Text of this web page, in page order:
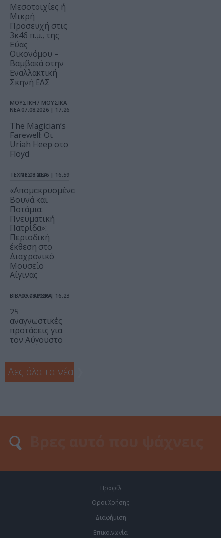
Μεσοτοιχίες ή
Μικρή
Προσευχή στις
3κ46 π.μ., της
Εύας
Οικονόμου –
Βαμβακά στην
Εναλλακτική
Σκηνή ΕΛΣ
ΜΟΥΣΙΚΗ / ΜΟΥΣΙΚΑ
ΝΕΑ 07.08.2026 | 17.26
The Magician’s
Farewell: Οι
Uriah Heep στο
Floyd
ΤΕΧΝΕΣ / ΝΕΑ
07.08.2026 | 16.59
«Απομακρυσμένα
Βουνά και
Ποτάμια:
Πνευματική
Πατρίδα»:
Περιοδική
έκθεση στο
Διαχρονικό
Μουσείο
Αίγινας
ΒΙΒΛΙΟ / ΑΡΘΡΑ
07.08.2026 | 16.23
25
αναγνωστικές
προτάσεις για
τον Αύγουστο
Δες όλα τα νέα
Προφίλ
Οροι Χρήσης
Διαφήμιση
Επικοινωνία